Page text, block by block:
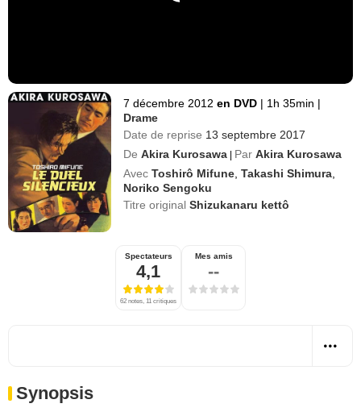
7 décembre 2012 en DVD | 1h 35min |
Drame
Date de reprise 13 septembre 2017
De Akira Kurosawa | Par Akira Kurosawa
Avec Toshirô Mifune ,Takashi Shimura
Noriko Sengoku
Titre originalShizukanaru kettô
Spectateurs
4,1
62 notes, 11 critiques
Mes amis
--
Synopsis